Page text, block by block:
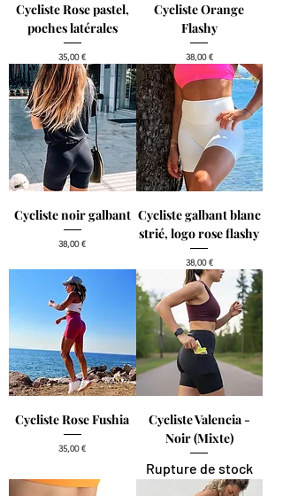
Cycliste Rose pastel,
poches latérales
Prix
35,00 €
Cycliste Orange
Flashy
Prix
38,00 €
Cycliste noir galbant
Prix
38,00 €
Cycliste galbant blanc
strié, logo rose flashy
Prix
38,00 €
Cycliste Rose Fushia
Prix
35,00 €
Cycliste Valencia -
Noir (Mixte)
Rupture de stock